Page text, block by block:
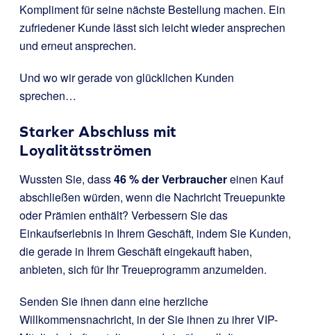
Kompliment für seine nächste Bestellung machen. Ein
zufriedener Kunde lässt sich leicht wieder ansprechen
und erneut ansprechen.
Und wo wir gerade von glücklichen Kunden
sprechen…
Starker Abschluss mit
Loyalitätsströmen
Wussten Sie, dass46 % der Verbrauchereinen Kauf
abschließen würden, wenn die Nachricht Treuepunkte
oder Prämien enthält? Verbessern Sie das
Einkaufserlebnis in Ihrem Geschäft, indem Sie Kunden,
die gerade in Ihrem Geschäft eingekauft haben,
anbieten, sich für Ihr Treueprogramm anzumelden.
Senden Sie ihnen dann eine herzliche
Willkommensnachricht, in der Sie ihnen zu ihrer VIP-